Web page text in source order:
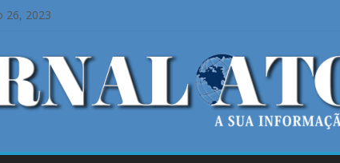
26, 2023